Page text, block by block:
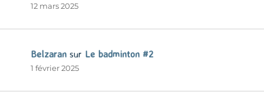
12 mars 2025
Belzaran sur Le badminton #2
1 février 2025